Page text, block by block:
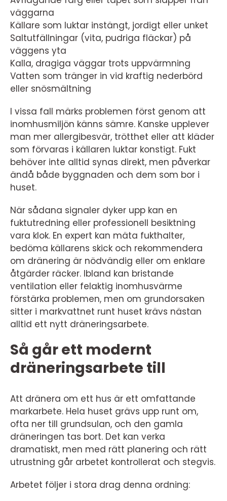
väggarna
Källare som luktar instängt, jordigt eller unket
Saltutfällningar (vita, pudriga fläckar) på
väggens yta
Kalla, dragiga väggar trots uppvärmning
Vatten som tränger in vid kraftig nederbörd
eller snösmältning
I vissa fall märks problemen först genom att
inomhusmiljön känns sämre. Kanske upplever
man mer allergibesvär, trötthet eller att kläder
som förvaras i källaren luktar konstigt. Fukt
behöver inte alltid synas direkt, men påverkar
ändå både byggnaden och dem som bor i
huset.
När sådana signaler dyker upp kan en
fuktutredning eller professionell besiktning
vara klok. En expert kan mäta fukthalter,
bedöma källarens skick och rekommendera
om dränering är nödvändig eller om enklare
åtgärder räcker. Ibland kan bristande
ventilation eller felaktig inomhusvärme
förstärka problemen, men om grundorsaken
sitter i markvattnet runt huset krävs nästan
alltid ett nytt dräneringsarbete.
Så går ett modernt
dräneringsarbete till
Att dränera om ett hus är ett omfattande
markarbete. Hela huset grävs upp runt om,
ofta ner till grundsulan, och den gamla
dräneringen tas bort. Det kan verka
dramatiskt, men med rätt planering och rätt
utrustning går arbetet kontrollerat och stegvis.
Arbetet följer i stora drag denna ordning: